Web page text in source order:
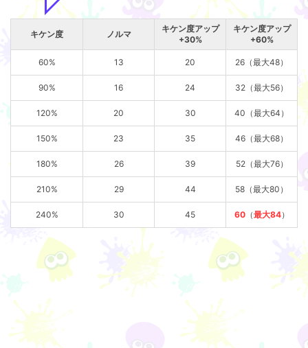
キケン度 ノルマ
キケン度アップ
+30%
キケン度アップ
+60%
60% 13 20 26（最大48）
90% 16 24 32（最大56）
120% 20 30 40（最大64）
150% 23 35 46（最大68）
180% 26 39 52（最大76）
210% 29 44 58（最大80）
240% 30 45 60（最大84）